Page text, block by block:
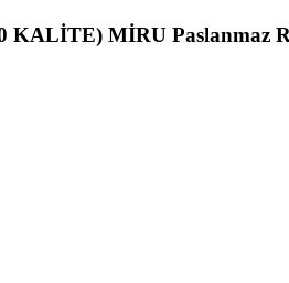
KALİTE) MİRU Paslanmaz